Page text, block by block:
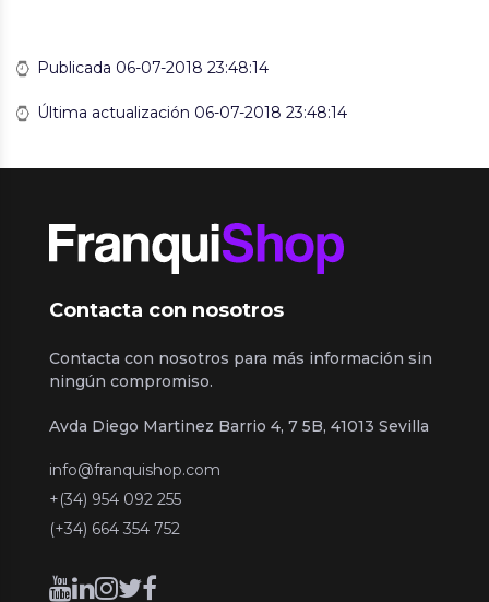
Publicada 06-07-2018 23:48:14
Última actualización 06-07-2018 23:48:14
Contacta con nosotros
Contacta con nosotros para más información sin
ningún compromiso.
Avda Diego Martinez Barrio 4, 7 5B, 41013 Sevilla
info@franquishop.com
+(34) 954 092 255
(+34) 664 354 752